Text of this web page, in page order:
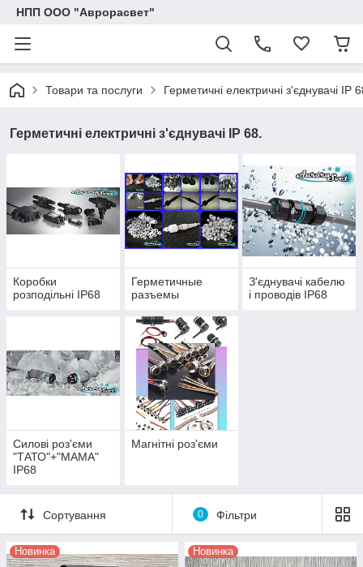
НПП ООО "Аврорасвет"
Товари та послуги Герметичні електричні з'єднувачі IP
Герметичні електричні з'єднувачі IP 68.
Коробки
розподільні IP68
Герметичные
разъемы
З'єднувачі кабелю
і проводів IP68
Силові роз'єми
"ТАТО"+"МАМА"
IP68
Магнітні роз'єми
Сортування 0 Фільтри
Новинка Новинка